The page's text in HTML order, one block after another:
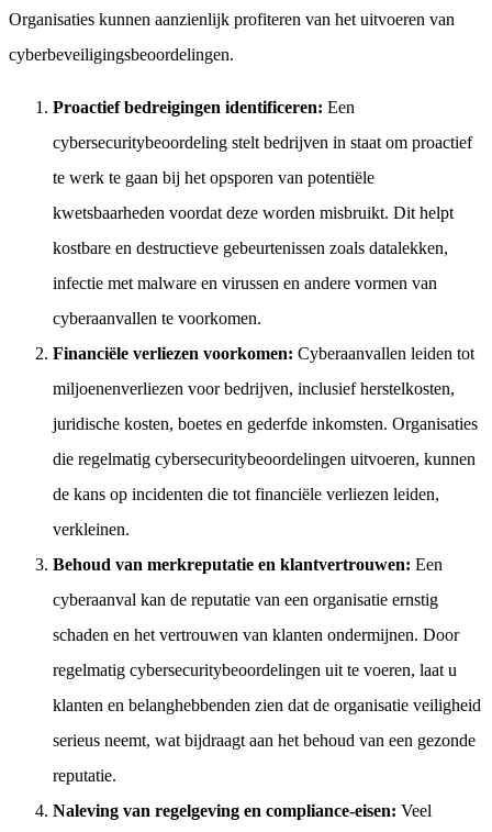
Organisaties kunnen aanzienlijk profiteren van het uitvoeren van
cyberbeveiligingsbeoordelingen.
Proactief bedreigingen identificeren: Een
cybersecuritybeoordeling stelt bedrijven in staat om proactief
te werk te gaan bij het opsporen van potentiële
kwetsbaarheden voordat deze worden misbruikt. Dit helpt
kostbare en destructieve gebeurtenissen zoals datalekken,
infectie met malware en virussen en andere vormen van
cyberaanvallen te voorkomen.
Financiële verliezen voorkomen: Cyberaanvallen leiden tot
miljoenenverliezen voor bedrijven, inclusief herstelkosten,
juridische kosten, boetes en gederfde inkomsten. Organisaties
die regelmatig cybersecuritybeoordelingen uitvoeren, kunnen
de kans op incidenten die tot financiële verliezen leiden,
verkleinen.
Behoud van merkreputatie en klantvertrouwen: Een
cyberaanval kan de reputatie van een organisatie ernstig
schaden en het vertrouwen van klanten ondermijnen. Door
regelmatig cybersecuritybeoordelingen uit te voeren, laat u
klanten en belanghebbenden zien dat de organisatie veiligheid
serieus neemt, wat bijdraagt aan het behoud van een gezonde
reputatie.
Naleving van regelgeving en compliance-eisen: Veel